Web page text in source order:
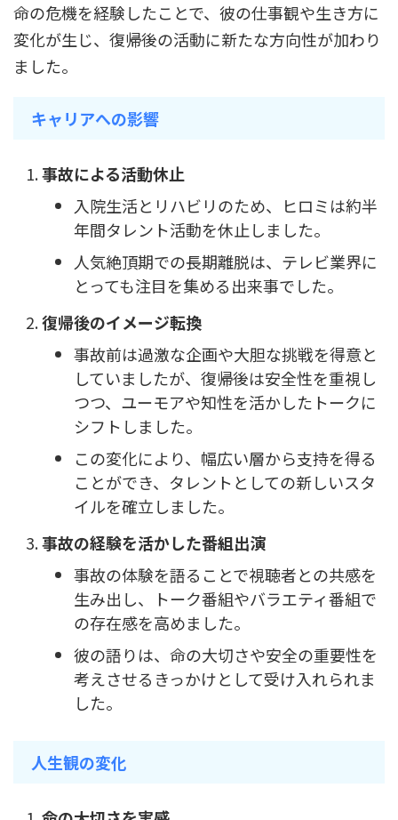
命の危機を経験したことで、彼の仕事観や生き方に
変化が生じ、復帰後の活動に新たな方向性が加わり
ました。
キャリアへの影響
事故による活動休止
入院生活とリハビリのため、ヒロミは約半
年間タレント活動を休止しました。
人気絶頂期での長期離脱は、テレビ業界に
とっても注目を集める出来事でした。
復帰後のイメージ転換
事故前は過激な企画や大胆な挑戦を得意と
していましたが、復帰後は安全性を重視し
つつ、ユーモアや知性を活かしたトークに
シフトしました。
この変化により、幅広い層から支持を得る
ことができ、タレントとしての新しいスタ
イルを確立しました。
事故の経験を活かした番組出演
事故の体験を語ることで視聴者との共感を
生み出し、トーク番組やバラエティ番組で
の存在感を高めました。
彼の語りは、命の大切さや安全の重要性を
考えさせるきっかけとして受け入れられま
した。
人生観の変化